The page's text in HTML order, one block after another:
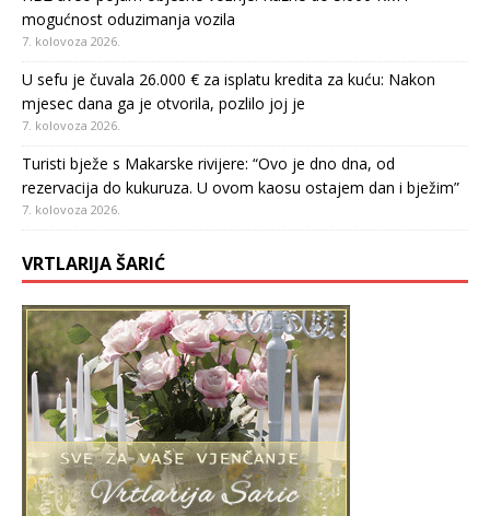
mogućnost oduzimanja vozila
7. kolovoza 2026.
U sefu je čuvala 26.000 € za isplatu kredita za kuću: Nakon
mjesec dana ga je otvorila, pozlilo joj je
7. kolovoza 2026.
Turisti bježe s Makarske rivijere: “Ovo je dno dna, od
rezervacija do kukuruza. U ovom kaosu ostajem dan i bježim”
7. kolovoza 2026.
VRTLARIJA ŠARIĆ